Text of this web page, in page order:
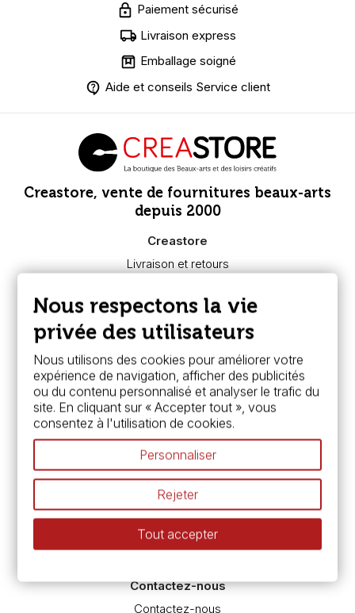
Paiement sécurisé
Livraison express
Emballage soigné
Aide et conseils Service client
Creastore, vente de fournitures beaux-arts
depuis 2000
Creastore
Livraison et retours
Paiement sécurisé
FAQ
Boutique à Angers
Services
Carte fidélité & avantages
Chèque cadeau, bon cadeaux
Devis & bon de commande
Pass culture - mode d'emploi
Nos promotions en cours
Espace conseils
L’aquarelle en tubes ou en godets ?
Le vocabulaire technique de l’aquarelle
Différence entre peinture Fine et Extra-fine
Préparer une toile pour peinture à l'huile et acrylique
Contactez-nous
Contactez-nous
Nous respectons la vie
privée des utilisateurs
Nous utilisons des cookies pour améliorer votre
expérience de navigation, afficher des publicités
ou du contenu personnalisé et analyser le trafic du
site. En cliquant sur « Accepter tout », vous
consentez à l'utilisation de cookies.
Personnaliser
Rejeter
Tout accepter